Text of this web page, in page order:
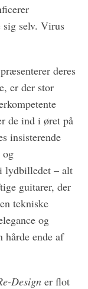
sig selv. Virus
deres
er der stor
de ind i øret på
insisterende
og
lydbilledet – alt
guitarer, der
tekniske
og
hårde ende af
Design er flot